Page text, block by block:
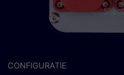
CONFIGURATIE